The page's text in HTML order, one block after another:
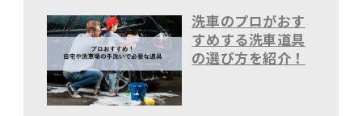
洗車のプロがおす
すめする洗車道具
の選び方を紹介！